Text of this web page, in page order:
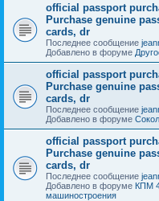
official passport
Purchase genuine
cards, dr
Последнее сообщение
Добавлено в форуме
official passport
Purchase genuine
cards, dr
Последнее сообщение
Добавлено в форуме Сокол
official passport
Purchase genuine
cards, dr
Последнее сообщение
Добавлено в форуме КПМ
машиностроения